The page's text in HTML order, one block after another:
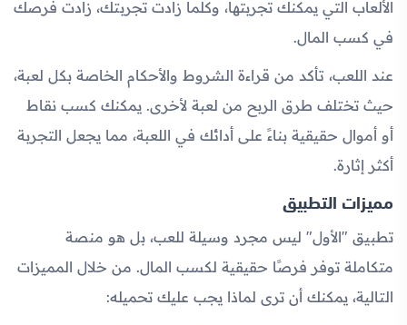
الألعاب التي يمكنك تجربتها، وكلما زادت تجربتك، زادت فرصك
في كسب المال.
عند اللعب، تأكد من قراءة الشروط والأحكام الخاصة بكل لعبة،
حيث تختلف طرق الربح من لعبة لأخرى. يمكنك كسب نقاط
أو أموال حقيقية بناءً على أدائك في اللعبة، مما يجعل التجربة
أكثر إثارة.
مميزات التطبيق
تطبيق "الأول" ليس مجرد وسيلة للعب، بل هو منصة
متكاملة توفر فرصًا حقيقية لكسب المال. من خلال المميزات
التالية، يمكنك أن ترى لماذا يجب عليك تحميله: